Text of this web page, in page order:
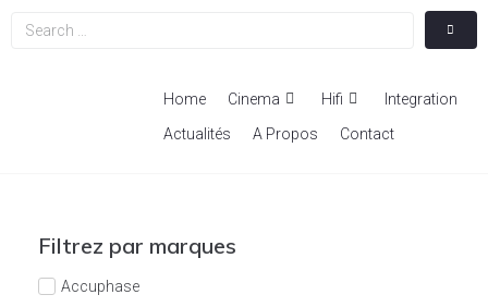
Home Cinema Hifi
Integration
Actualités
A Propos Contact
Filtrez par marques
Accuphase